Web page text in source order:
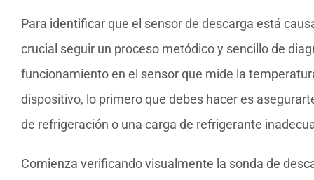
Para identificar que el sensor de descarga está
crucial seguir un proceso metódico y sencillo de
funcionamiento en el sensor que mide la
dispositivo, lo primero que debes hacer es
de refrigeración o una carga de refrigerante
Comienza verificando visualmente la sonda de